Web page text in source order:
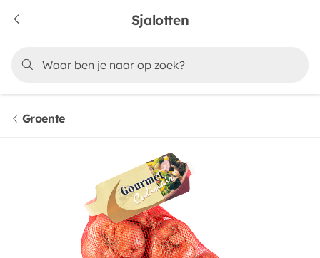
Sjalotten
Groente